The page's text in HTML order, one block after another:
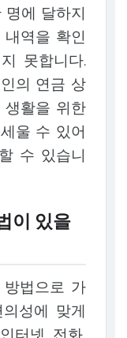
에 달하지
역을 확인
못합니다.
의 연금 상
생활을 위한
울 수 있어
수 있습니
이 있을
법으로 가
성에 맞게